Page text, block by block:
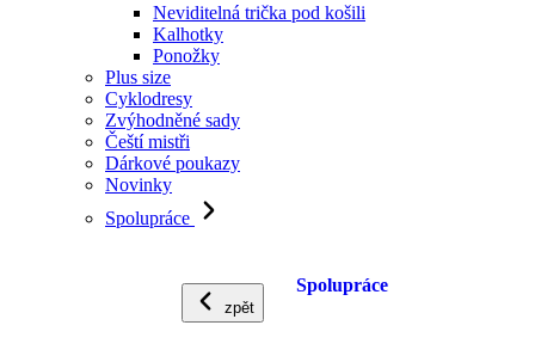
Neviditelná trička pod košili
Kalhotky
Ponožky
Plus size
Cyklodresy
Zvýhodněné sady
Čeští mistři
Dárkové poukazy
Novinky
Spolupráce
zpět
Spolupráce